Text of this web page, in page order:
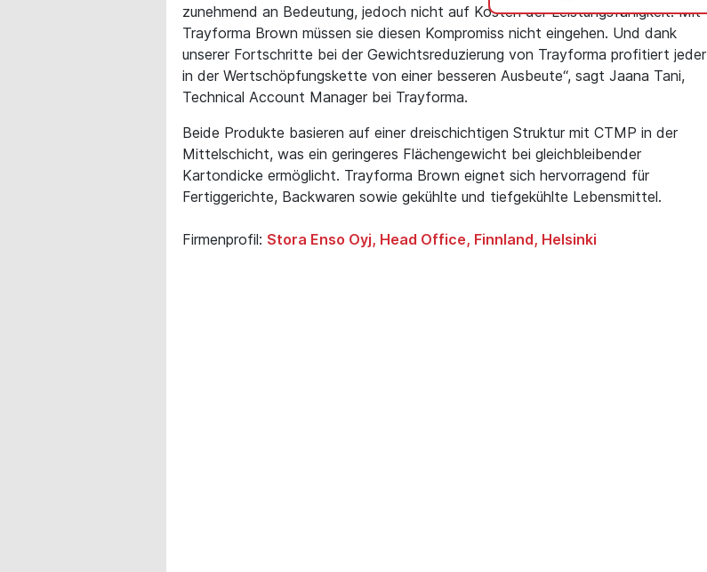
zunehmend an Bedeutung, jedoch nicht auf Kosten der Leistungsfähigkeit. Mit
Trayforma Brown müssen sie diesen Kompromiss nicht eingehen. Und dank
unserer Fortschritte bei der Gewichtsreduzierung von Trayforma profitiert jeder
in der Wertschöpfungskette von einer besseren Ausbeute“, sagt Jaana Tani,
Technical Account Manager bei Trayforma.
Beide Produkte basieren auf einer dreischichtigen Struktur mit CTMP in der
Mittelschicht, was ein geringeres Flächengewicht bei gleichbleibender
Kartondicke ermöglicht. Trayforma Brown eignet sich hervorragend für
Fertiggerichte, Backwaren sowie gekühlte und tiefgekühlte Lebensmittel.
Firmenprofil: Stora Enso Oyj, Head Office, Finnland, Helsinki